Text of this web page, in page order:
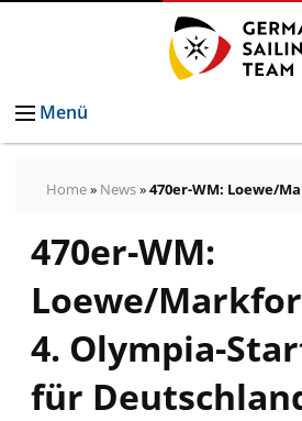
Menü
Home» News»470er-WM: Loewe/
Pressemeldungen
Bilder
Pressekontakt
Autogrammkarten
German
470er-WM:
Loewe/
4. Olympia-
für